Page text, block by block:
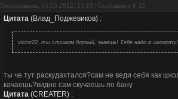
Понедельник, 14.05.2012, 13:19 | Сообщение # 33
Цитата (Влад_Поджевиков) :
victor22, ты слишком борзый, знаешь! Тебе надо в
ты че тут раскудахтался?сам не веди себя как
качаешь?видно сам скучаешь по бану
Цитата (CREATER) :